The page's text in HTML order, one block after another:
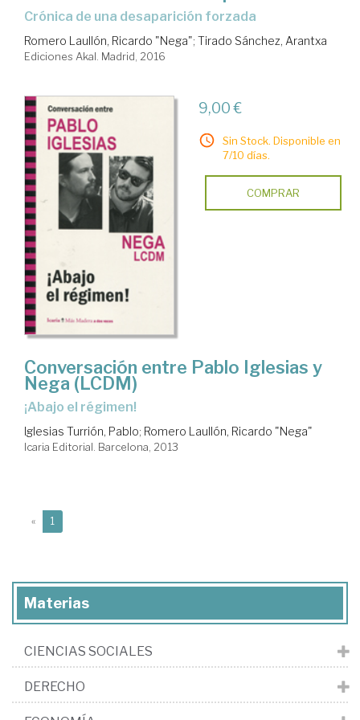
crónica de una desaparición forzada
Romero Laullón, Ricardo "Nega"; Tirado Sánchez, Arantxa
Ediciones Akal. Madrid, 2016
9,00 €
Sin Stock. Disponible en
7/10 días.
COMPRAR
Conversación entre Pablo Iglesias y
Nega (LCDM)
¡abajo el régimen!
Iglesias Turrión, Pablo; Romero Laullón, Ricardo "Nega"
Icaria Editorial. Barcelona, 2013
« 1
Materias
CIENCIAS SOCIALES
DERECHO